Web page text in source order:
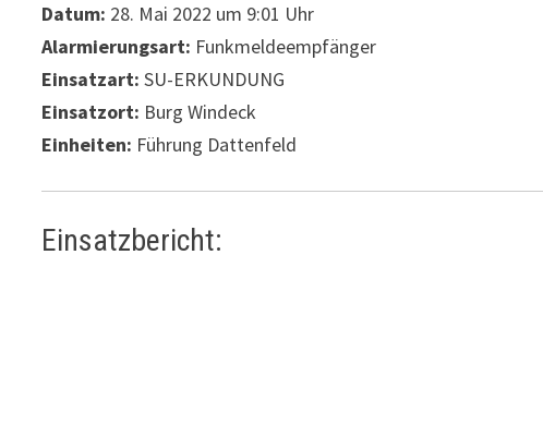
Datum: 28. Mai 2022 um 9:01 Uhr
Alarmierungsart: Funkmeldeempfänger
Einsatzart: SU-ERKUNDUNG
Einsatzort: Burg Windeck
Einheiten: Führung Dattenfeld
Einsatzbericht: